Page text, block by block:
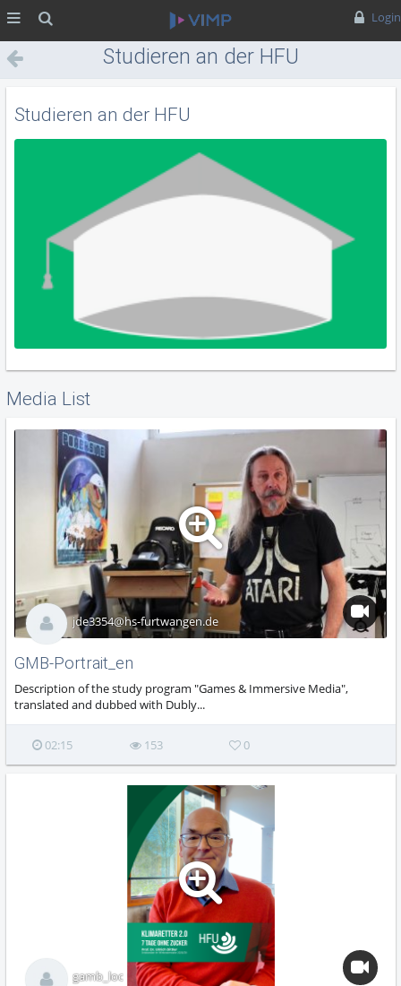
Login
Studieren an der HFU
Studieren an der HFU
Media List
GMB-Portrait_en
Description of the study program "Games & Immersive Media",
translated and dubbed with Dubly...
jde3354@hs-furtwangen.de
02:15 153 0
gamb_loc